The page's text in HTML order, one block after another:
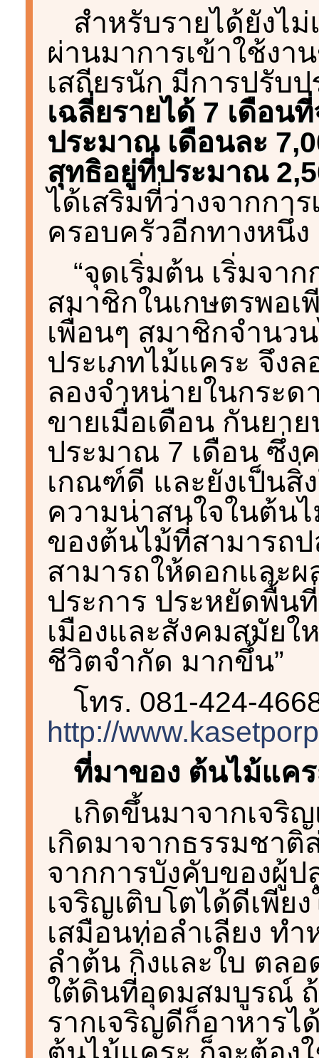
สำหรับรายได้ยังไ
ผ่านมาการเข้าใช้งา
เสถียรนัก มีการปรับ
เฉลี่ยรายได้ 7 เดือน
ประมาณ เดือนละ
สุทธิอยู่ที่ประมาณ
ได้เสริมที่ว่างจากกา
ครอบครัวอีกทางหนึ่ง
“จุดเริ่มต้น เริ่มจา
สมาชิกในเกษตรพอเ
เพื่อนๆ สมาชิกจำน
ประเภทไม้แคระ จึง
ลองจำหน่ายในกระด
ขายเมื่อเดือน กันยา
ประมาณ 7 เดือน ซึ่ง
เกณฑ์ดี และยังเป็นสิ่
ความน่าสนใจในต้น
ของต้นไม้ที่สามารถ
สามารถให้ดอกและ
ประการ ประหยัดพื้น
เมืองและสังคมสมัย
ชีวิตจำกัด มากขึ้น”
โทร. 081-424-
http://
ที่มาของ ต้นไม้แค
เกิดขึ้นมาจากเจริ
เกิดมาจากธรรมชา
จากการบังคับของผู้
เจริญเติบโตได้ดีเพีย
เสมือนท่อลำเลียง ท
ลำต้น กิ่งและใบ ตล
ใต้ดินที่อุดมสมบูรณ์
รากเจริญดีก็อาหารไ